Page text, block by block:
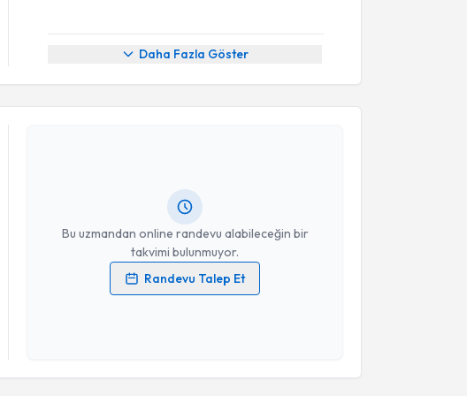
Daha Fazla Göster
Bu uzmandan online randevu alabileceğin bir
takvimi bulunmuyor.
Randevu Talep Et
Randevu Takvimi Talebi
Kişisel verilerimin işlenmesine ilişkinAydınlatma Metni
Randevu Takvimi Talebi